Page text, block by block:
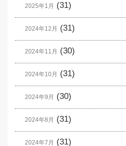
2025年1月 (31)
2024年12月 (31)
2024年11月 (30)
2024年10月 (31)
2024年9月 (30)
2024年8月 (31)
2024年7月 (31)